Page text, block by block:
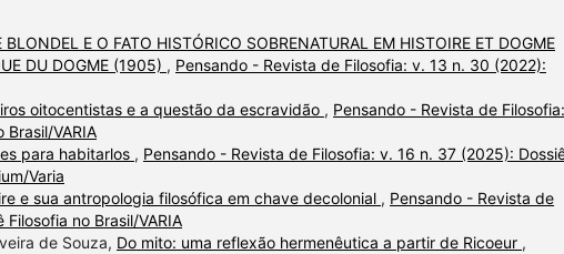
BLONDEL E O FATO HISTÓRICO SOBRENATURAL EM HISTOIRE ET DOGME
DU DOGME (1905) , Pensando - Revista de Filosofia: v. 13 n. 30 (2022):
oitocentistas e a questão da escravidão , Pensando - Revista de
VARIA
para habitarlos , Pensando - Revista de Filosofia: v. 16 n. 37 (2025):
Varia
e sua antropologia filosófica em chave decolonial , Pensando - Revista de
no Brasil/VARIA
de Souza, Do mito: uma reflexão hermenêutica a partir de Ricoeur ,